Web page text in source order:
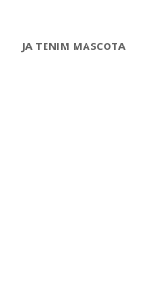
JA TENIM MASCOTA